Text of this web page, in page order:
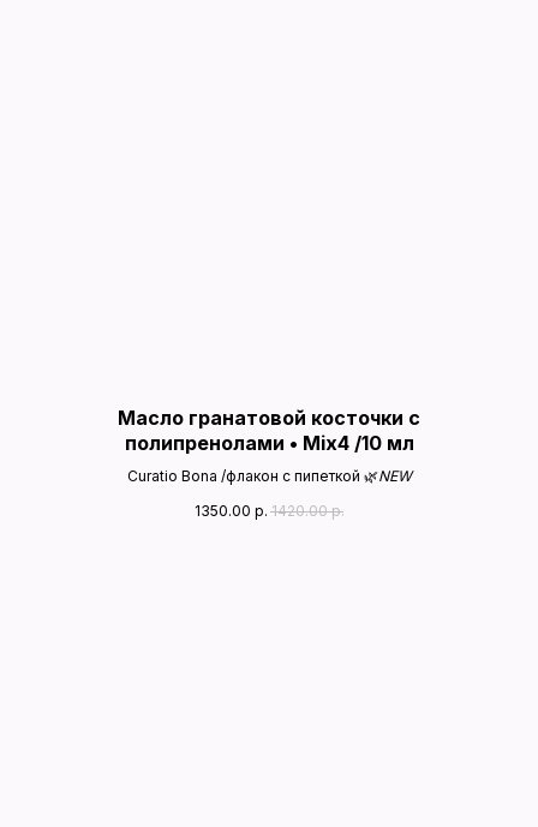
Масло гранатовой косточки с
полипренолами • Mix4 /10 мл
Curatio Bona /флакон с пипеткой 🌿NEW
1350.00 р. 1420.00 р.